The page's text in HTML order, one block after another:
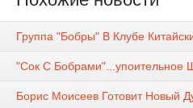
Группа "Бобры" В Клубе
"Сок С Бобрами"...упоительное
Борис Моисеев Готовит Новый